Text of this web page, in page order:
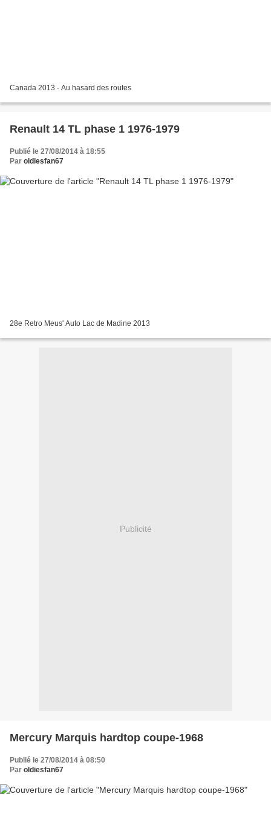
Canada 2013 - Au hasard des routes
Renault 14 TL phase 1 1976-1979
Publié le 27/08/2014 à 18:55
Par oldiesfan67
28e Retro Meus' Auto Lac de Madine 2013
Publicité
Mercury Marquis hardtop coupe-1968
Publié le 27/08/2014 à 08:50
Par oldiesfan67